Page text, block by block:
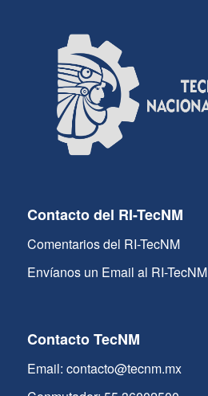
Contacto del RI-TecNM
Comentarios del RI-TecNM
Envíanos un Email al RI-TecNM
Contacto TecNM
Email: contacto@tecnm.mx